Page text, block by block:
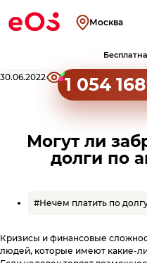
Клиентам
Узнать
Пришел
Получить справку
Найти работу
Оплатить
задолженность
Оплатить вЛК
Оплатить в
История компании
Москва
1 054 168
Хлебные крошки сайта
30.06.2022 34619
Могут ли
долги по
#Нечем платить по
Кризисы и финансовые
людей, которые имеют какие-